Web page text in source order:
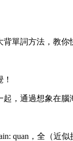
單詞方法，教你
，通過想象在腦
quan，全（近